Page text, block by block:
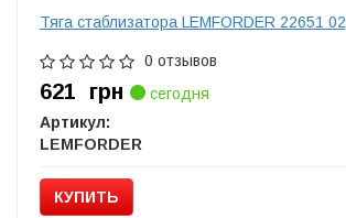
Тяга стаблизатора LEMFORDER 22651 02
0 отзывов
621 грн
сегодня
Артикул:
LEMFORDER
КУПИТЬ